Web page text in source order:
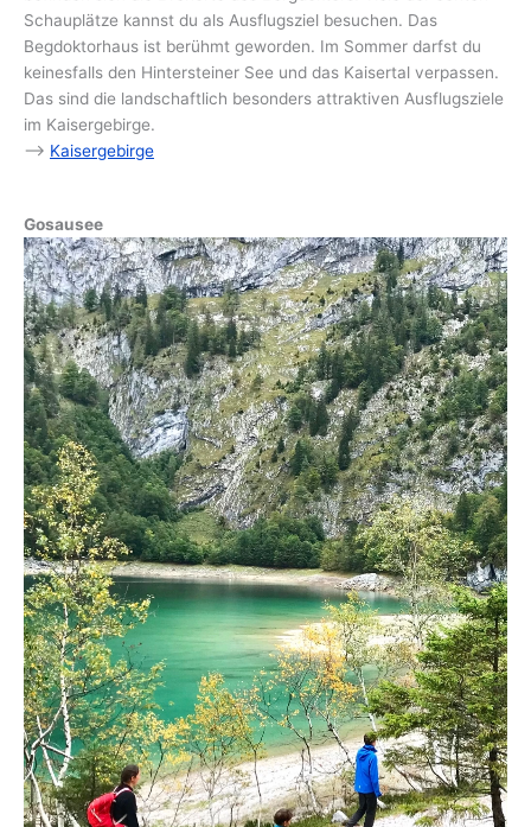
Schauplätze kannst du als Ausflugsziel besuchen. Das
Begdoktorhaus ist berühmt geworden. Im Sommer darfst du
keinesfalls den Hintersteiner See und das Kaisertal verpassen.
Das sind die landschaftlich besonders attraktiven Ausflugsziele
im Kaisergebirge.
–> Kaisergebirge
Gosausee